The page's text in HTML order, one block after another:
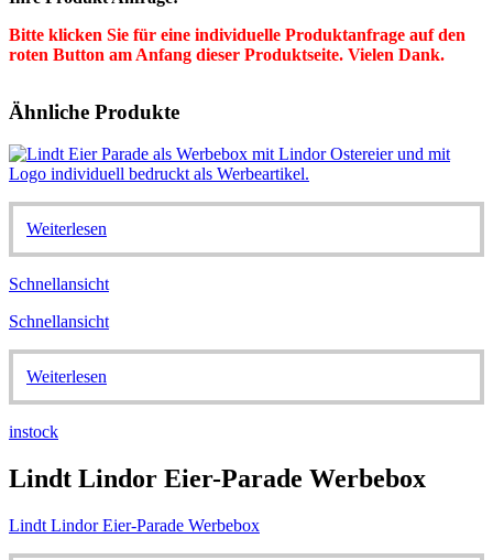
Bitte klicken Sie für eine individuelle Produktanfrage auf den
roten Button am Anfang dieser Produktseite. Vielen Dank.
Ähnliche Produkte
Weiterlesen
Schnellansicht
Schnellansicht
Weiterlesen
instock
Lindt Lindor Eier-Parade Werbebox
Lindt Lindor Eier-Parade Werbebox